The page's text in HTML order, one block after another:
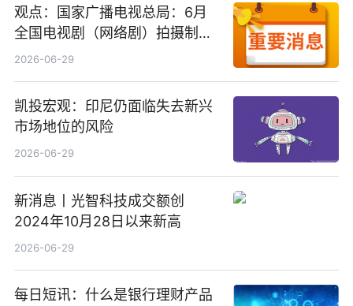
观点：国家广播电视总局：6月
全国电视剧（网络剧）拍摄制作
备案公示剧目197部
2026-06-29
凯投宏观：印尼仍面临失去新兴
市场地位的风险
2026-06-29
新消息丨光智科技成交额创
2024年10月28日以来新高
2026-06-29
每日短讯：什么是银行理财产品